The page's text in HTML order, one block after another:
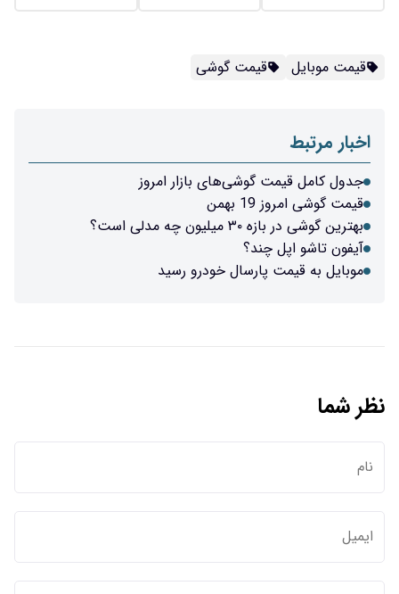
قیمت موبایل قیمت گوشی
اخبار مرتبط
جدول کامل قیمت گوشی‌های بازار امروز
قیمت گوشی امروز 19 بهمن
بهترین گوشی در بازه ۳۰ میلیون چه مدلی است؟
آیفون تاشو اپل چند؟
موبایل به قیمت پارسال خودرو رسید
نظر شما